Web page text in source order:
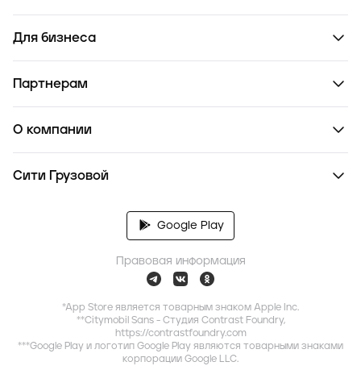
Для бизнеса
Партнерам
О компании
Сити Грузовой
Google Play
Правовая информация
*App Store является товарным знаком Apple Inc.
**Citymobil Sans - Студия Contrast Foundry,
https://contrastfoundry.com
***Google Play и логотип Google Play являются товарными знаками
корпорации Google LLC.